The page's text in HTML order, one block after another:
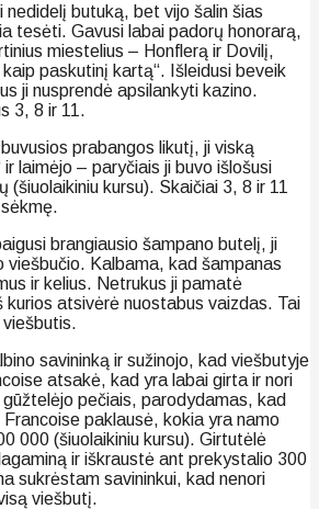
nedidelį butuką, bet vijo šalin šias
tesėti. Gavusi labai padorų honorarą,
miestelius – Honflerą ir Dovilį,
paskutinį kartą“. Išleidusi beveik
ji nusprendė apsilankyti kazino.
3, 8 ir 11.
prabangos likutį, ji viską
laimėjo – paryčiais ji buvo išlošusi
(šiuolaikiniu kursu). Skaičiai 3, 8 ir 11
brangiausio šampano butelį, ji
viešbučio. Kalbama, kad šampanas
ir kelius. Netrukus ji pamatė
atsivėrė nuostabus vaizdas. Tai
savininką ir sužinojo, kad viešbutyje
atsakė, kad yra labai girta ir nori
pečiais, parodydamas, kad
paklausė, kokia yra namo
000 (šiuolaikiniu kursu). Girtutėlė
ir iškraustė ant prekystalio 300
sukrėstam savininkui, kad nenori
viešbutį.